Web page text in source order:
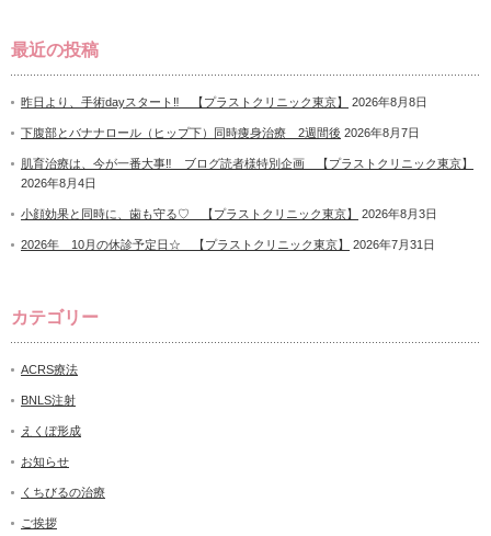
最近の投稿
昨日より、手術dayスタート‼ 【プラストクリニック東京】 2026年8月8日
下腹部とバナナロール（ヒップ下）同時痩身治療 2週間後 2026年8月7日
肌育治療は、今が一番大事‼ ブログ読者様特別企画 【プラストクリニック東京】
2026年8月4日
小顔効果と同時に、歯も守る♡ 【プラストクリニック東京】 2026年8月3日
2026年 10月の休診予定日☆ 【プラストクリニック東京】 2026年7月31日
カテゴリー
ACRS療法
BNLS注射
えくぼ形成
お知らせ
くちびるの治療
ご挨拶